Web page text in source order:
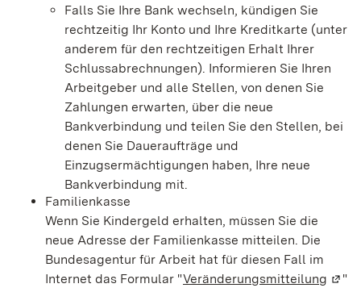
Falls Sie Ihre Bank wechseln, kündigen Sie
rechtzeitig Ihr Konto und Ihre Kreditkarte (unter
anderem für den rechtzeitigen Erhalt Ihrer
Schlussabrechnungen). Informieren Sie Ihren
Arbeitgeber und alle Stellen, von denen Sie
Zahlungen erwarten, über die neue
Bankverbindung und teilen Sie den Stellen, bei
denen Sie Daueraufträge und
Einzugsermächtigungen haben, Ihre neue
Bankverbindung mit.
Familienkasse
Wenn Sie Kindergeld erhalten, müssen Sie die
neue Adresse der Familienkasse mitteilen. Die
Bundesagentur für Arbeit hat für diesen Fall im
Internet das Formular "Veränderungsmitteilung
"